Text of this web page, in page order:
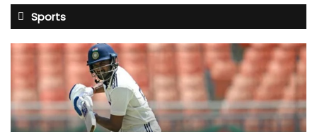
Sports
साई
श्रीलंका
टेस्ट
सीरीज
से